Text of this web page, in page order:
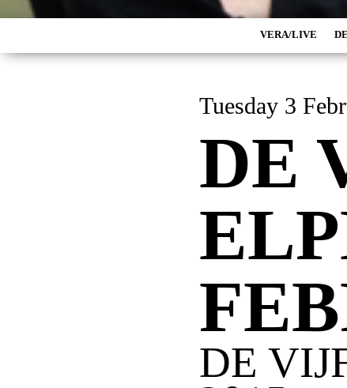
VERA/LIVE
Tuesday 3
DE
DE